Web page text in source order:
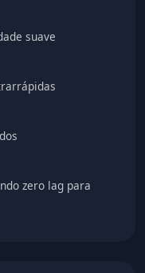
suave
zero lag para